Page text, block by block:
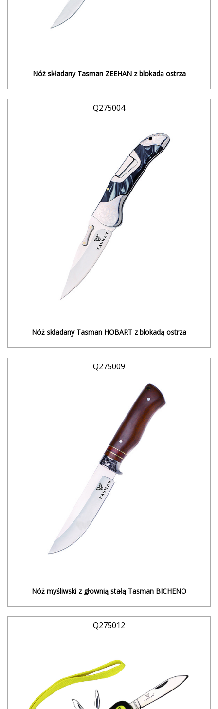
Nóż składany Tasman ZEEHAN z blokadą ostrza
Q275004
Nóż składany Tasman HOBART z blokadą ostrza
Q275009
Nóż myśliwski z głownią stałą Tasman BICHENO
Q275012